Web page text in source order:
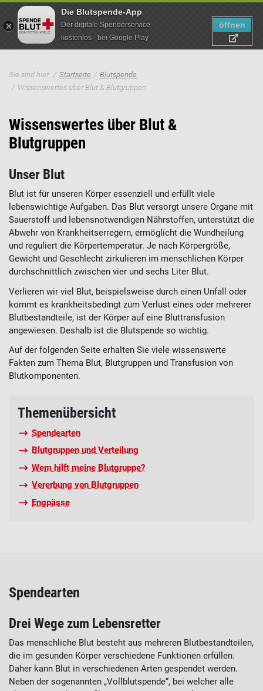
zum
Inhalt
Sie sind hier: Startseite
Blutspende
Wissenswertes über Blut & Blutgruppen
Wissenswertes über Blut &
Blutgruppen
Unser Blut
Blut ist für unseren Körper essenziell und erfüllt viele
lebenswichtige Aufgaben. Das Blut versorgt unsere Organe mit
Sauerstoff und lebensnotwendigen Nährstoffen, unterstützt die
Abwehr von Krankheitserregern, ermöglicht die Wundheilung
und reguliert die Körpertemperatur. Je nach Körpergröße,
Gewicht und Geschlecht zirkulieren im menschlichen Körper
durchschnittlich zwischen vier und sechs Liter Blut.
Verlieren wir viel Blut, beispielsweise durch einen Unfall oder
kommt es krankheitsbedingt zum Verlust eines oder mehrerer
Blutbestandteile, ist der Körper auf eine Bluttransfusion
angewiesen. Deshalb ist die Blutspende so wichtig.
Auf der folgenden Seite erhalten Sie viele wissenswerte
Fakten zum Thema Blut, Blutgruppen und Transfusion von
Blutkomponenten.
Themenübersicht
Spendearten
Blutgruppen und Verteilung
Wem hilft meine Blutgruppe?
Vererbung von Blutgruppen
Engpässe
Spendearten
Drei Wege zum Lebensretter
Das menschliche Blut besteht aus mehreren Blutbestandteilen,
die im gesunden Körper verschiedene Funktionen erfüllen.
Daher kann Blut in verschiedenen Arten gespendet werden.
Neben der sogenannten „Vollblutspende“, bei welcher alle
Die Blutspende-App
Der digitale Spenderservice
kostenlos - bei Google Play
öffnen